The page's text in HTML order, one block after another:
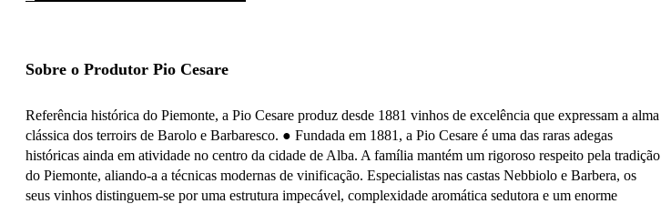
Sobre o Produtor Pio Cesare
Referência histórica do Piemonte, a Pio Cesare produz desde 1881 vinhos de excelência que expressam a alma
clássica dos terroirs de Barolo e Barbaresco. ● Fundada em 1881, a Pio Cesare é uma das raras adegas
históricas ainda em atividade no centro da cidade de Alba. A família mantém um rigoroso respeito pela tradição
do Piemonte, aliando-a a técnicas modernas de vinificação. Especialistas nas castas Nebbiolo e Barbera, os
seus vinhos distinguem-se por uma estrutura impecável, complexidade aromática sedutora e um enorme